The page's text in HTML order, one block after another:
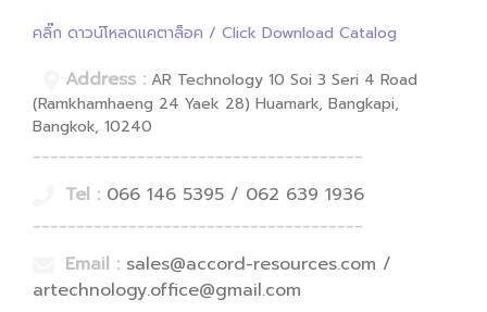
คลิ๊ก ดาวน์โหลดแคตาล็อค / Click Download Catalog
Address : AR Technology 10 Soi 3 Seri 4 Road
(Ramkhamhaeng 24 Yaek 28) Huamark, Bangkapi,
Bangkok, 10240
______________________________________
Tel : 066 146 5395 / 062 639 1936
______________________________________
Email : sales@accord-resources.com /
artechnology.office@gmail.com